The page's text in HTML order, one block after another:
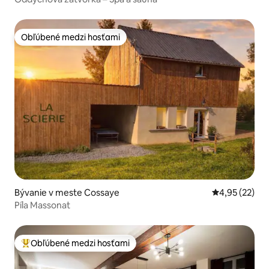
Obľúbené medzi hosťami
Obľúbené medzi hosťami
Bývanie v meste Cossaye Priemerné
4,95 (22)
Píla Massonat
Najobľúbenejšie medzi hosťami
Obľúbené medzi hosťami